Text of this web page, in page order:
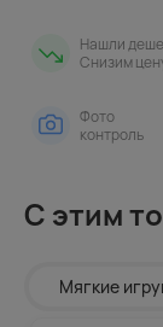
Нашли
Снизим
Фото
контроль
С этим
Мягкие